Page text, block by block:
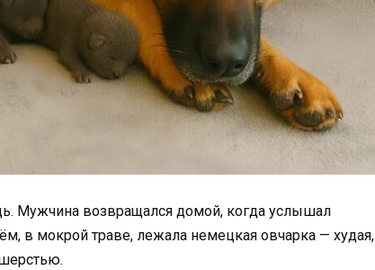
Мужчина возвращался домой, когда услышал
в мокрой траве, лежала немецкая овчарка — худая,